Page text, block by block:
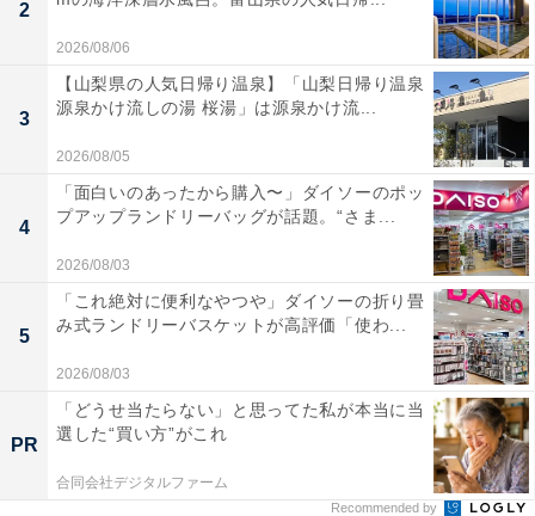
2
2026/08/06
3
【山梨県の人気日帰り温泉】「山梨日帰り温泉
源泉かけ流しの湯 桜湯」は源泉かけ流...
2026/08/05
4
「面白いのあったから購入〜」ダイソーのポッ
プアップランドリーバッグが話題。“さま...
2026/08/03
5
「これ絶対に便利なやつや」ダイソーの折り畳
み式ランドリーバスケットが高評価「使わ...
2026/08/03
PR
「どうせ当たらない」と思ってた私が本当に当
選した“買い方”がこれ
合同会社デジタルファーム
Recommended by